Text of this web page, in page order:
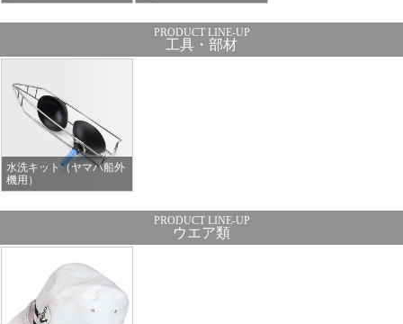
工具・部材
水洗キット（ヤマハ船外
機用）
ウエア類